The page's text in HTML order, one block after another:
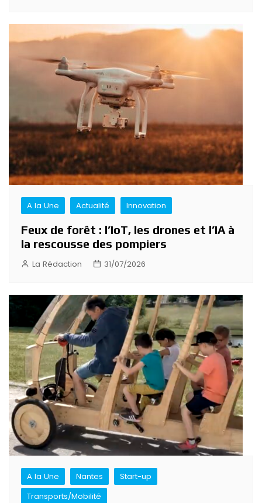
A la Une Actualité Innovation
Feux de forêt : l’IoT, les drones et l’IA à
la rescousse des pompiers
La Rédaction 31/07/2026
A la Une Nantes
Start-up
Transports/Mobilité